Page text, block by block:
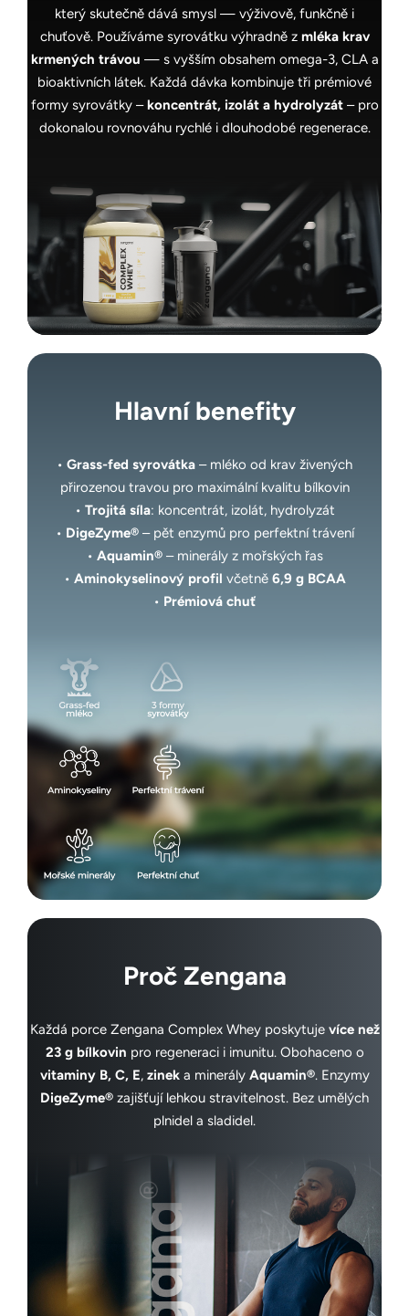
který skutečně dává smysl — výživově, funkčně i
chuťově. Používáme syrovátku výhradně z mléka krav
krmených trávou — s vyšším obsahem omega-3, CLA a
bioaktivních látek. Každá dávka kombinuje tři prémiové
formy syrovátky –koncentrát, izolát a hydrolyzát– pro
dokonalou rovnováhu rychlé i dlouhodobé regenerace.
Hlavní benefity
• Grass-fed syrovátka – mléko od krav živených
přirozenou travou pro maximální kvalitu bílkovin
• Trojitá síla: koncentrát, izolát, hydrolyzát
• DigeZyme®– pět enzymů pro perfektní trávení
• Aquamin®– minerály z mořských řas
• Aminokyselinový profil včetně 6,9 g BCAA
• Prémiová chuť
Proč Zengana
Každá porce Zengana Complex Whey poskytuje více než
23 g bílkovin pro regeneraci i imunitu. Obohaceno o
vitaminy B, C, E, zineka minerály Aquamin®. Enzymy
DigeZyme® zajišťují lehkou stravitelnost. Bez umělých
plnidel a sladidel.